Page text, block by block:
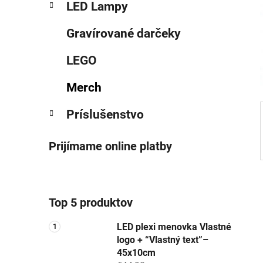
l
LED Lampy
Gravírované darčeky
LEGO
Merch
Príslušenstvo
Prijímame online platby
Top 5 produktov
LED plexi menovka Vlastné
logo + “Vlastný text”–
45x10cm